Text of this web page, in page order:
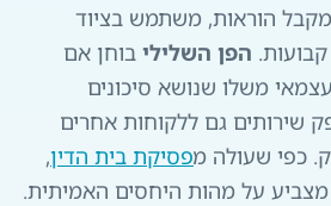
מקבל הוראות, משתמש בציוד
הפן השלילי בוחן אם
משלו שנושא סיכונים
שירותים גם ללקוחות אחרים
כפי שעולה מפסיקת בית הדין,
מצביע על מהות היחסים האמיתית.